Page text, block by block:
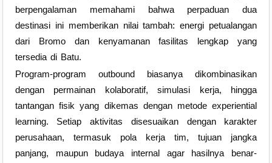
berpengalaman memahami bahwa perpaduan dua
destinasi ini memberikan nilai tambah: energi petualangan
dari Bromo dan kenyamanan fasilitas lengkap yang
tersedia di Batu.
Program-program outbound biasanya dikombinasikan
dengan permainan kolaboratif, simulasi kerja, hingga
tantangan fisik yang dikemas dengan metode experiential
learning. Setiap aktivitas disesuaikan dengan karakter
perusahaan, termasuk pola kerja tim, tujuan jangka
panjang, maupun budaya internal agar hasilnya benar-